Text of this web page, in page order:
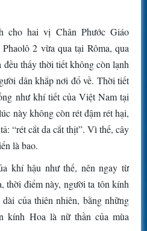
cho hai vị Chân Phước Giáo
2 vừa qua tại Rôma, qua
thấy thời tiết không còn lạnh
dân khắp nơi đổ về. Thời tiết
như khí tiết của Việt Nam tại
này không còn rét đậm rét hại,
“rét cắt da cắt thịt”. Vì thế, cây
là bao.
khí hậu như thế, nên ngay từ
thời điểm này, người ta tôn kính
của thiên nhiên, bằng những
kính Hoa là nữ thần của mùa